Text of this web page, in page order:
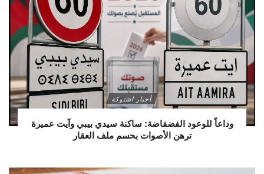
أخبار اشتوكة
وداعاً للوعود الفضفاضة: ساكنة سيدي بيبي وآيت عميرة
ترهن الأصوات بحسم ملف العقار